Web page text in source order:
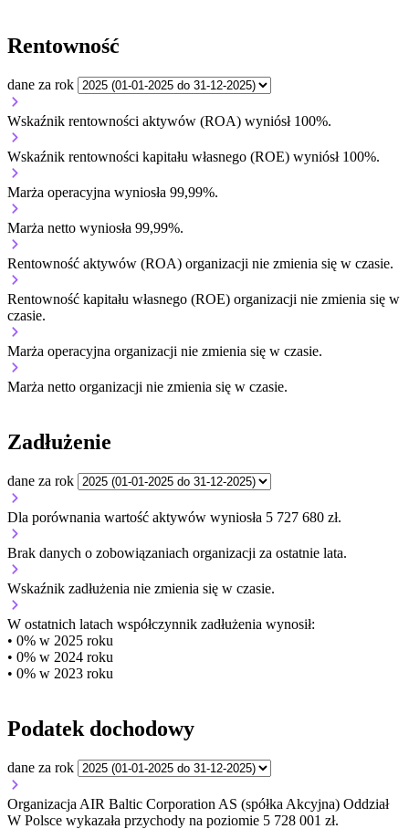
Rentowność
dane za rok
Wskaźnik rentowności aktywów (ROA) wyniósł 100%.
Wskaźnik rentowności kapitału własnego (ROE) wyniósł 100%.
Marża operacyjna wyniosła 99,99%.
Marża netto wyniosła 99,99%.
Rentowność aktywów (ROA) organizacji nie zmienia się w czasie.
Rentowność kapitału własnego (ROE) organizacji nie zmienia się w
czasie.
Marża operacyjna organizacji nie zmienia się w czasie.
Marża netto organizacji nie zmienia się w czasie.
Zadłużenie
dane za rok
Dla porównania wartość aktywów wyniosła 5 727 680 zł.
Brak danych o zobowiązaniach organizacji za ostatnie lata.
Wskaźnik zadłużenia nie zmienia się w czasie.
W ostatnich latach współczynnik zadłużenia wynosił:
• 0% w 2025 roku
• 0% w 2024 roku
• 0% w 2023 roku
Podatek dochodowy
dane za rok
Organizacja AIR Baltic Corporation AS (spółka Akcyjna) Oddział
W Polsce wykazała przychody na poziomie 5 728 001 zł.